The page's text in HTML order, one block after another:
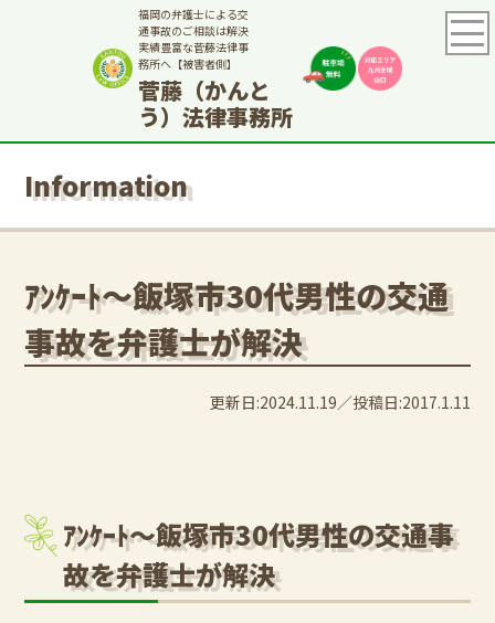
福岡の弁護士による交
通事故のご相談は解決
実績豊富な菅藤法律事
務所へ【被害者側】
菅藤（かんと
う）法律事務所
Information
ｱﾝｹｰﾄ～飯塚市30代男性の交通
事故を弁護士が解決
更新日:2024.11.19 投稿日:2017.1.11
ｱﾝｹｰﾄ～飯塚市30代男性の交通事
故を弁護士が解決